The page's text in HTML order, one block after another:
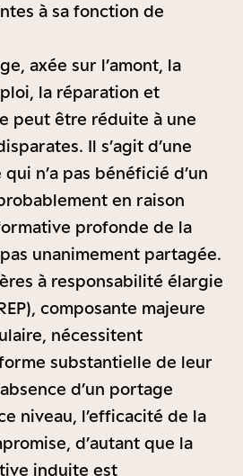
à sa fonction de
axée sur l’amont, la
la réparation et
peut être réduite à une
Il s’agit d’une
n’a pas bénéficié d’un
en raison
profonde de la
unanimement partagée.
à responsabilité élargie
composante majeure
nécessitent
substantielle de leur
d’un portage
niveau, l’efficacité de la
d’autant que la
induite est